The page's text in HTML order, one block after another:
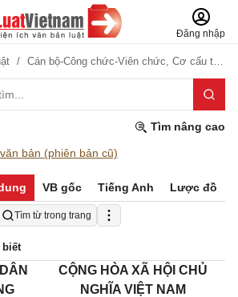
Đăng nhập
Cán bộ-Công chức-Viên chức, Cơ cấu tổ chức
Tìm nâng cao
bản (phiên bản cũ)
VB gốc Tiếng Anh Lược đồ
Tìm từ trong trang
biết
CỘNG HÒA XÃ HỘI CHỦ
NGHĨA VIỆT NAM